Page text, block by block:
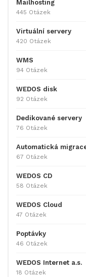
Mailhosting
445 Otázek
Virtuální servery
420 Otázek
WMS
94 Otázek
WEDOS disk
92 Otázek
Dedikované servery
76 Otázek
Automatická
67 Otázek
WEDOS CD
58 Otázek
WEDOS Cloud
47 Otázek
Poptávky
46 Otázek
WEDOS Internet a.s.
18 Otázek